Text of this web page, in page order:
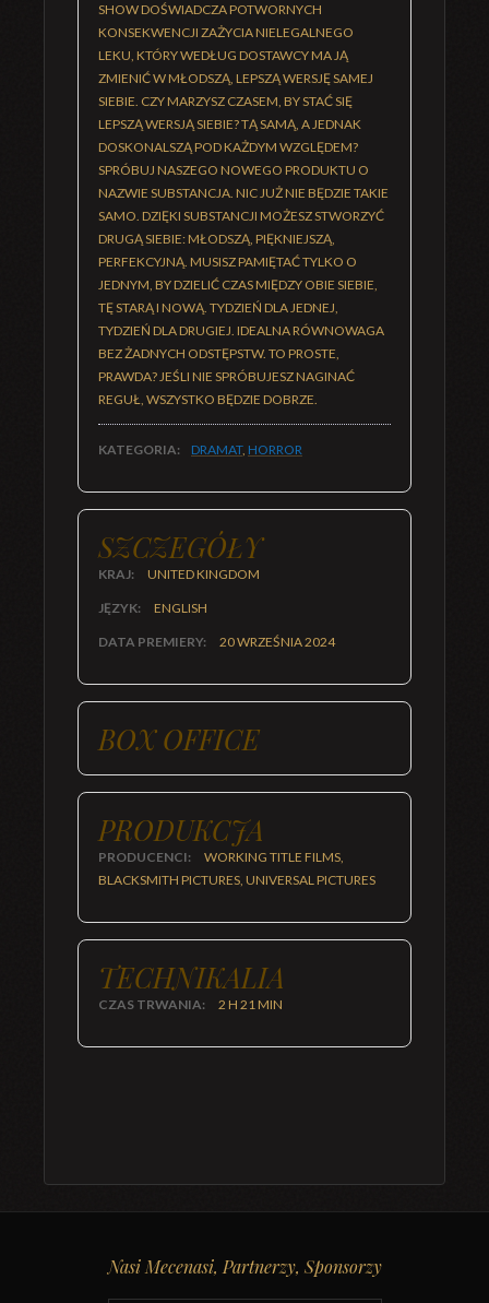
SHOW DOŚWIADCZA POTWORNYCH
KONSEKWENCJI ZAŻYCIA NIELEGALNEGO
LEKU, KTÓRY WEDŁUG DOSTAWCY MA JĄ
ZMIENIĆ W MŁODSZĄ, LEPSZĄ WERSJĘ SAMEJ
SIEBIE. CZY MARZYSZ CZASEM, BY STAĆ SIĘ
LEPSZĄ WERSJĄ SIEBIE? TĄ SAMĄ, A JEDNAK
DOSKONALSZĄ POD KAŻDYM WZGLĘDEM?
SPRÓBUJ NASZEGO NOWEGO PRODUKTU O
NAZWIE SUBSTANCJA. NIC JUŻ NIE BĘDZIE TAKIE
SAMO. DZIĘKI SUBSTANCJI MOŻESZ STWORZYĆ
DRUGĄ SIEBIE: MŁODSZĄ, PIĘKNIEJSZĄ,
PERFEKCYJNĄ. MUSISZ PAMIĘTAĆ TYLKO O
JEDNYM, BY DZIELIĆ CZAS MIĘDZY OBIE SIEBIE,
TĘ STARĄ I NOWĄ. TYDZIEŃ DLA JEDNEJ,
TYDZIEŃ DLA DRUGIEJ. IDEALNA RÓWNOWAGA
BEZ ŻADNYCH ODSTĘPSTW. TO PROSTE,
PRAWDA? JEŚLI NIE SPRÓBUJESZ NAGINAĆ
REGUŁ, WSZYSTKO BĘDZIE DOBRZE.
KATEGORIA: DRAMAT, HORROR
SZCZEGÓŁY
KRAJ: UNITED KINGDOM
JĘZYK: ENGLISH
DATA PREMIERY: 20 WRZEŚNIA 2024
BOX OFFICE
PRODUKCJA
PRODUCENCI:
WORKING TITLE FILMS,
BLACKSMITH PICTURES, UNIVERSAL PICTURES
TECHNIKALIA
CZAS TRWANIA: 2 H 21 MIN
Nasi Mecenasi, Partnerzy, Sponsorzy